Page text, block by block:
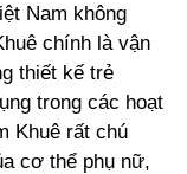
Nam không
chính là vận
thiết kế trẻ
trong các hoạt
Khuê rất chú
cơ thể phụ nữ,